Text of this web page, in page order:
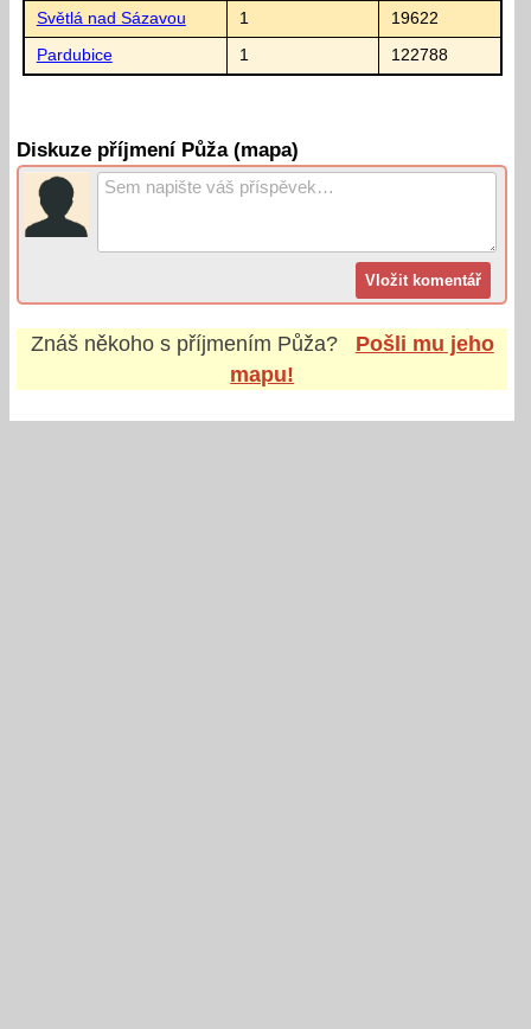
Světlá nad Sázavou 1 19622
Pardubice 1 122788
Diskuze příjmení Půža (mapa)
Znáš někoho s příjmením Půža?
Pošli mu jeho
mapu!